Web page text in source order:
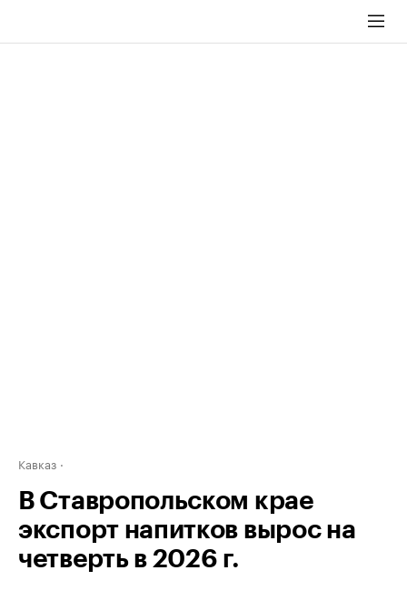
Кавказ
В Ставропольском крае
экспорт напитков вырос на
четверть в 2026 г.